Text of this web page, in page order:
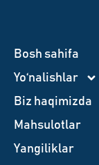
Bosh sahifa
Yo‘nalishlar
Biz haqimizda
Mahsulotlar
Yangiliklar